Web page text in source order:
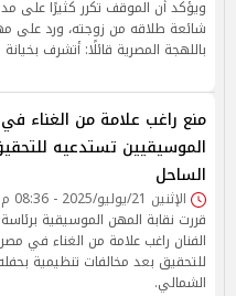
شائعة طلاقه من زوجته، ورد على
باللهجة المصرية قائلًا: أتشرف
منع راغب علامة من الغناء
الموسيقيين تستدعيه
الساحل
الإثنين 21/يوليو/2025 - 08:36 م
قررت نقابة المهن الموسيقية
الفنان راغب علامة من الغناء في
للتحقيق بعد مخالفات تنظيمية
الشمالي.